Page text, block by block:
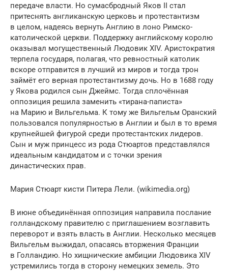
передаче власти. Но сумасбродный Яков II стал
притеснять англиканскую церковь и протестантизм
в целом, надеясь вернуть Англию в лоно Римско-
католической церкви. Поддержку английскому королю
оказывал могущественный Людовик XIV. Аристократия
терпела государя, полагая, что ревностный католик
вскоре отправится в лучший из миров и тогда трон
займёт его верная протестантизму дочь. Но в 1688 году
у Якова родился сын Джеймс. Тогда сплочённая
оппозиция решила заменить «тирана-паписта»
на Марию и Вильгельма. К тому же Вильгельм Оранский
пользовался популярностью в Англии и был в то время
крупнейшей фигурой среди протестантских лидеров.
Сын и муж принцесс из рода Стюартов представлялся
идеальным кандидатом и с точки зрения
династических прав.
Мария Стюарт кисти Питера Лели. (wikimedia.org)
В июне объединённая оппозиция направила послание
голландскому правителю с приглашением возглавить
переворот и взять власть в Англии. Несколько месяцев
Вильгельм выжидал, опасаясь вторжения Франции
в Голландию. Но хищнические амбиции Людовика XIV
устремились тогда в сторону немецких земель. Это